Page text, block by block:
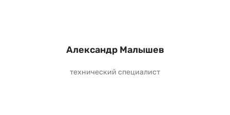
Александр Малышев
технический специалист